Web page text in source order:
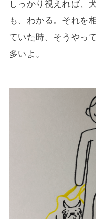
しっかり視えれば、
も、わかる。それを
ていた時、そうやっ
多いよ。